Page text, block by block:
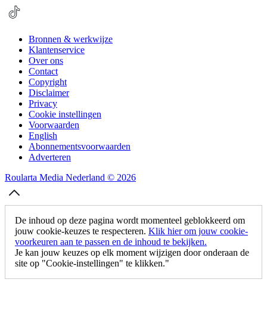
Bronnen & werkwijze
Klantenservice
Over ons
Contact
Copyright
Disclaimer
Privacy
Cookie instellingen
Voorwaarden
English
Abonnementsvoorwaarden
Adverteren
Roularta Media Nederland © 2026
De inhoud op deze pagina wordt momenteel geblokkeerd om
jouw cookie-keuzes te respecteren. Klik hier om jouw cookie-
voorkeuren aan te passen en de inhoud te bekijken.
Je kan jouw keuzes op elk moment wijzigen door onderaan de
site op "Cookie-instellingen" te klikken."